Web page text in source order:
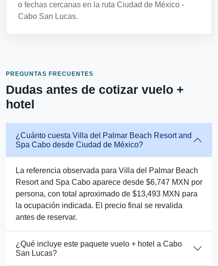
o fechas cercanas en la ruta Ciudad de México -
Cabo San Lucas.
PREGUNTAS FRECUENTES
Dudas antes de cotizar vuelo +
hotel
¿Cuánto cuesta Villa del Palmar Beach Resort and
Spa Cabo desde Ciudad de México?
La referencia observada para Villa del Palmar Beach
Resort and Spa Cabo aparece desde $6,747 MXN por
persona, con total aproximado de $13,493 MXN para
la ocupación indicada. El precio final se revalida
antes de reservar.
¿Qué incluye este paquete vuelo + hotel a Cabo
San Lucas?